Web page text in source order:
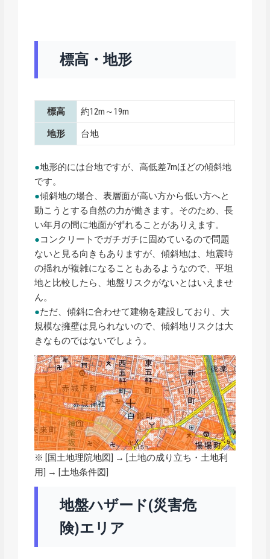
標高・地形
標高 約12m～19m
地形 台地
●地形的には台地ですが、高低差7mほどの傾斜地
です。
●傾斜地の場合、表層面が高い方から低い方へと
動こうとする自然の力が働きます。そのため、長
い年月の間に地面がずれることがありえます。
●コンクリートでガチガチに固めているので問題
ないと見る向きもありますが、傾斜地は、地震時
の揺れが複雑になることもあるようなので、平坦
地と比較したら、地盤リスクがないとはいえませ
ん。
●ただ、傾斜に合わせて建物を建設しており、大
規模な擁壁は見られないので、傾斜地リスクは大
きなものではないでしょう。
※ [国土地理院地図] → [土地の成り立ち・土地利
用] → [土地条件図]
地盤ハザード(災害危
険)エリア